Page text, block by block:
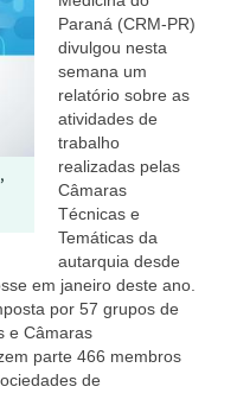
Paraná (CRM-PR)
divulgou nesta
semana um
relatório sobre as
atividades de
trabalho
realizadas pelas
Câmaras
Técnicas e
Temáticas da
autarquia desde
em janeiro deste ano.
por 57 grupos de
e Câmaras
parte 466 membros
de